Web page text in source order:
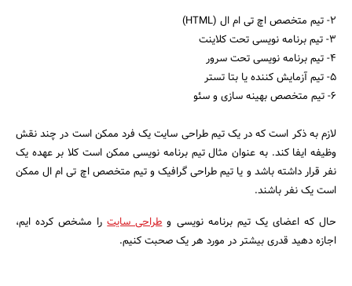
2- تیم متخصص اچ تی ام ال (HTML)
3- تیم برنامه نویسی تحت کلاینت
4- تیم برنامه نویسی تحت سرور
5- تیم آزمایش کننده یا بتا تستر
6- تیم متخصص بهینه سازی و سئو
لازم به ذکر است که در یک تیم طراحی سایت یک فرد ممکن است در چند نقش
وظیفه ایفا کند. به عنوان مثال تیم برنامه نویسی ممکن است کلا بر عهده یک
نفر قرار داشته باشد و یا تیم طراحی گرافیک و تیم متخصص اچ تی ام ال ممکن
است یک نفر باشند.
حال که اعضای یک تیم برنامه نویسی وطراحی سایترا مشخص کرده ایم،
اجازه دهید قدری بیشتر در مورد هر یک صحبت کنیم.